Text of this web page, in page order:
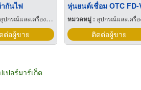
กันไฟ
อุปกรณ์และเครื่องใช้อุตสาหกรรม
ต่อผู้ขาย
หมวดหมู่ : อุปกรณ์และเครื่องใช้เชื่อมโล
ติดต่อผู้ขาย
ปอร์มาร์เก็ต